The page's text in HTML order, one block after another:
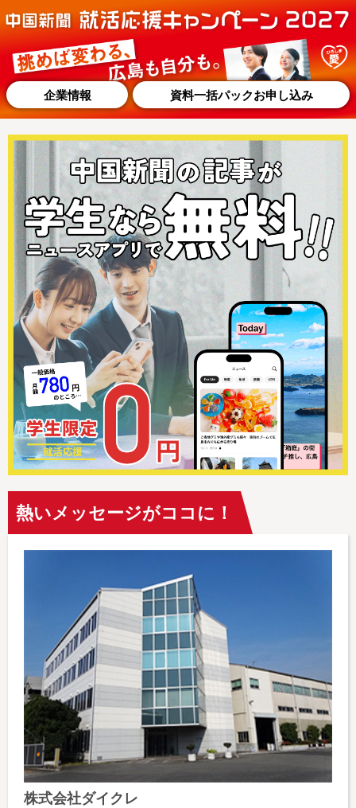
企業情報 資料一括パックお申し込み
熱いメッセージがココに！
株式会社ダイクレ